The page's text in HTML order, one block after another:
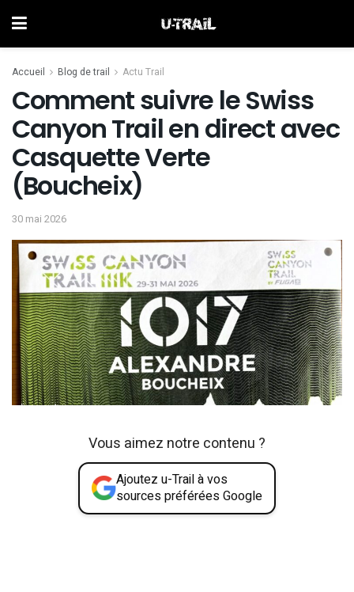
Accueil Blog de trail Actu Trail
Comment suivre le Swiss
Canyon Trail en direct avec
Casquette Verte
(Boucheix)
30 mai 2026
Vous aimez notre contenu ?
Ajoutez u-Trail à vos
sources préférées Google